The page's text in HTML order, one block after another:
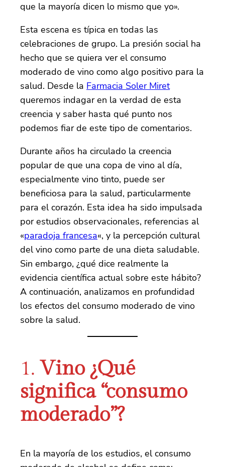
que la mayoría dicen lo mismo que yo».
Esta escena es típica en todas las
celebraciones de grupo. La presión social ha
hecho que se quiera ver el consumo
moderado de vino como algo positivo para la
salud. Desde la Farmacia Soler Miret
queremos indagar en la verdad de esta
creencia y saber hasta qué punto nos
podemos fiar de este tipo de comentarios.
Durante años ha circulado la creencia
popular de que una copa de vino al día,
especialmente vino tinto, puede ser
beneficiosa para la salud, particularmente
para el corazón. Esta idea ha sido impulsada
por estudios observacionales, referencias al
«paradoja francesa«, y la percepción cultural
del vino como parte de una dieta saludable.
Sin embargo, ¿qué dice realmente la
evidencia científica actual sobre este hábito?
A continuación, analizamos en profundidad
los efectos del consumo moderado de vino
sobre la salud.
1. Vino ¿Qué
significa “consumo
moderado”?
En la mayoría de los estudios, el consumo